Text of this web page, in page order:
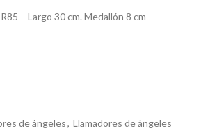
– Largo 30 cm. Medallón 8 cm
de ángeles, Llamadores de ángeles